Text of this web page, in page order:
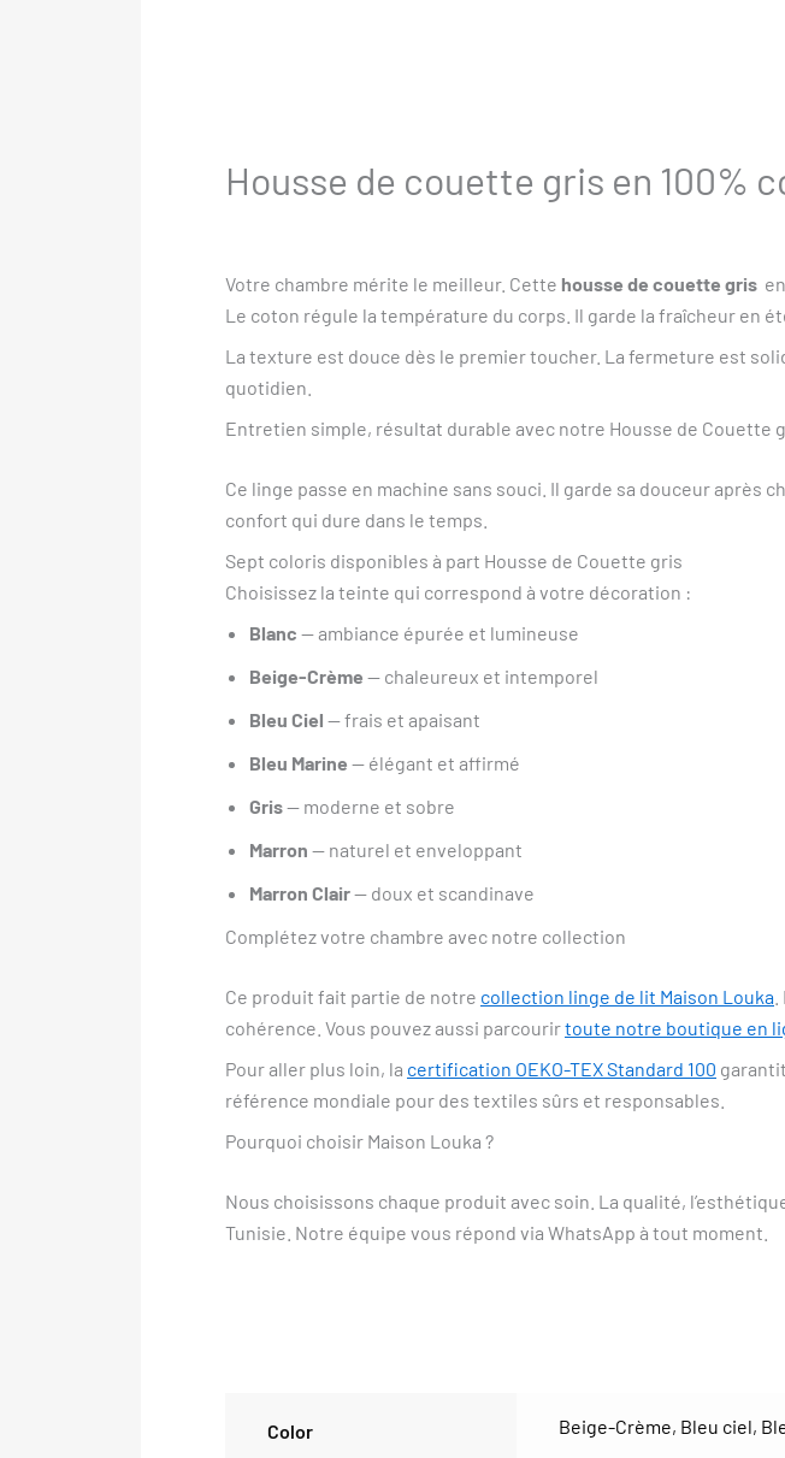
Housse de couette gris en 100%
Votre chambre mérite le meilleur. Cette housse de couette gris
Le coton régule la température du corps. Il garde la fraîcheur en
La texture est douce dès le premier toucher. La fermeture est
quotidien.
Entretien simple, résultat durable avec notre Housse de Couette
Ce linge passe en machine sans souci. Il garde sa douceur après
confort qui dure dans le temps.
Sept coloris disponibles à part Housse de Couette gris
Choisissez la teinte qui correspond à votre décoration :
Blanc — ambiance épurée et lumineuse
Beige-Crème — chaleureux et intemporel
Bleu Ciel — frais et apaisant
Bleu Marine — élégant et affirmé
Gris— moderne et sobre
Marron — naturel et enveloppant
Marron Clair— doux et scandinave
Complétez votre chambre avec notre collection
Ce produit fait partie de notre collection linge de lit Maison Louka
cohérence. Vous pouvez aussi parcourirtoute notre boutique en
Pour aller plus loin, la certification OEKO-TEX Standard 100
référence mondiale pour des textiles sûrs et responsables.
Pourquoi choisir Maison Louka ?
Nous choisissons chaque produit avec soin. La qualité,
Tunisie. Notre équipe vous répond via WhatsApp à tout moment.
Color Beige-Crème, Bleu ciel,